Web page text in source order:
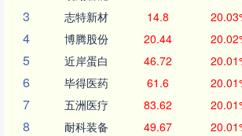
3 志特新材 14.8
4 博腾股份 20.44
5 近岸蛋白 46.72
6 毕得医药 61.6
7 五洲医疗 83.62
8 耐科装备 49.67